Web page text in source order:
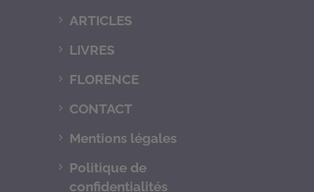
ARTICLES
LIVRES
FLORENCE
CONTACT
Mentions légales
Politique de
confidentialités